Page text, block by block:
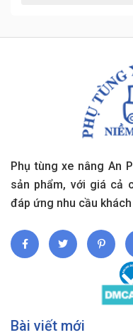
Phụ tùng xe nâng An
sản phẩm, với giá cả
đáp ứng nhu cầu
Bài viết mới